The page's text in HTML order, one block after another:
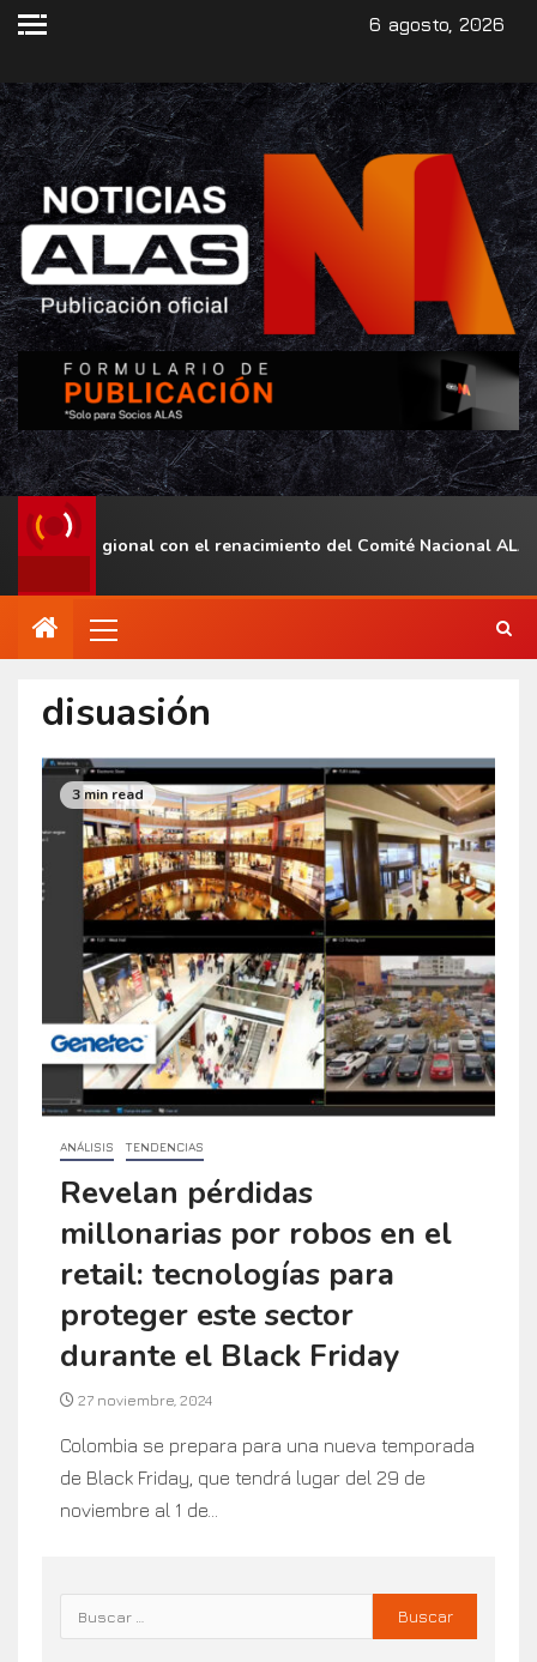
6 agosto, 2026
regional con el renacimiento del Comité Nacional ALAS
disuasión
3 min read
ANÁLISIS TENDENCIAS
Revelan pérdidas
millonarias por robos en el
retail: tecnologías para
proteger este sector
durante el Black Friday
27 noviembre, 2024
Colombia se prepara para una nueva temporada
de Black Friday, que tendrá lugar del 29 de
noviembre al 1 de...